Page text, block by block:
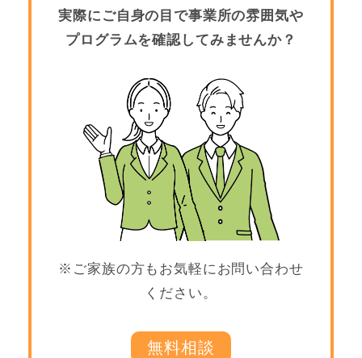
実際にご自身の目で事業所の雰囲気や
プログラムを確認してみませんか？
※ご家族の方もお気軽にお問い合わせ
ください。
無料相談